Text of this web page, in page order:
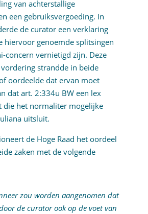
van achterstallige
een gebruiksvergoeding. In
de curator een verklaring
hiervoor genoemde splitsingen
concern vernietigd zijn. Deze
strandde in beide
oordeelde dat ervan moet
dat art. 2:334u BW een lex
die het normaliter mogelijke
uitsluit.
de Hoge Raad het oordeel
zaken met de volgende
zou worden aangenomen dat
de curator ook op de voet van